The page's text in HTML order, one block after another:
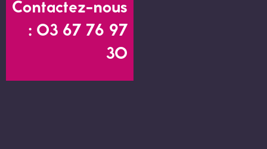
Contactez-nous
: 03 67 76 97
30